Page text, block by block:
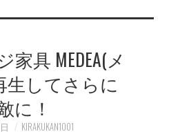
具 MEDEA(メ
生してさらに
に！
KIRAKUKAN1001